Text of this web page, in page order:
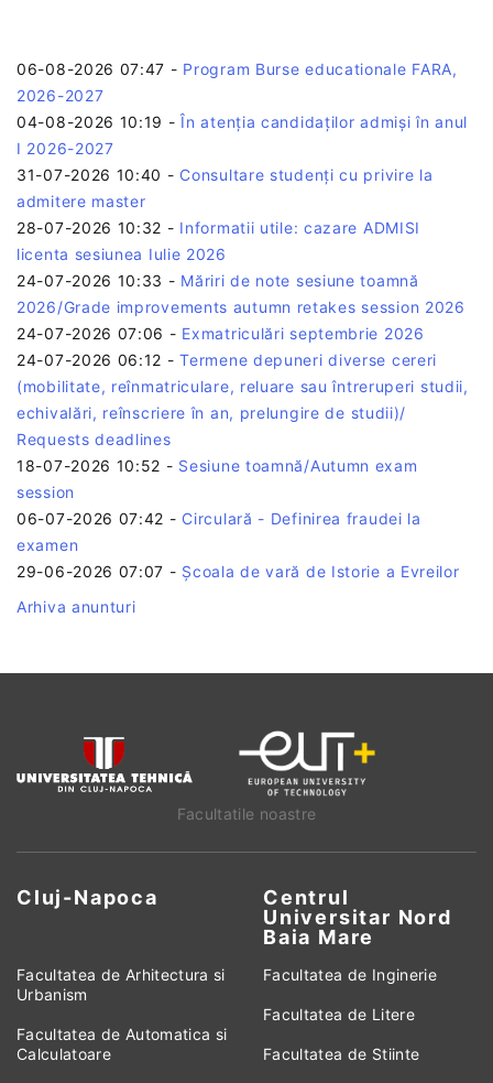
06-08-2026 07:47 - Program Burse educationale FARA,
2026-2027
04-08-2026 10:19 -În atenția candidaților admiși în anul
I 2026-2027
31-07-2026 10:40 - Consultare studenți cu privire la
admitere master
28-07-2026 10:32 - Informatii utile: cazare ADMISI
licenta sesiunea Iulie 2026
24-07-2026 10:33 - Măriri de note sesiune toamnă
2026/Grade improvements autumn retakes session 2026
24-07-2026 07:06 - Exmatriculări septembrie 2026
24-07-2026 06:12 -Termene depuneri diverse cereri
(mobilitate, reînmatriculare, reluare sau întreruperi studii,
echivalări, reînscriere în an, prelungire de studii)/
Requests deadlines
18-07-2026 10:52 - Sesiune toamnă/Autumn exam
session
06-07-2026 07:42 - Circulară - Definirea fraudei la
examen
29-06-2026 07:07 - Școala de vară de Istorie a Evreilor
Arhiva anunturi
Facultatile noastre
Cluj-Napoca
Centrul
Universitar Nord
Baia Mare
Facultatea de Arhitectura si
Urbanism
Facultatea de Automatica si
Calculatoare
Facultatea de Inginerie
Facultatea de Litere
Facultatea de Stiinte